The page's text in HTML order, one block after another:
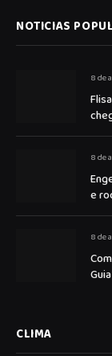
NOTICIAS
8 de
8 de
e
8 de
CLIMA